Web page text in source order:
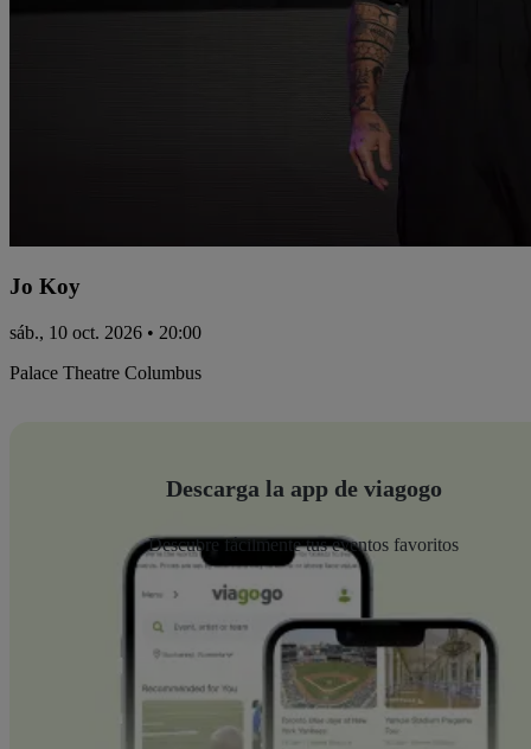
Jo Koy
sáb., 10 oct. 2026 • 20:00
Palace Theatre Columbus
Descarga la app de viagogo
Descubre fácilmente tus eventos favoritos